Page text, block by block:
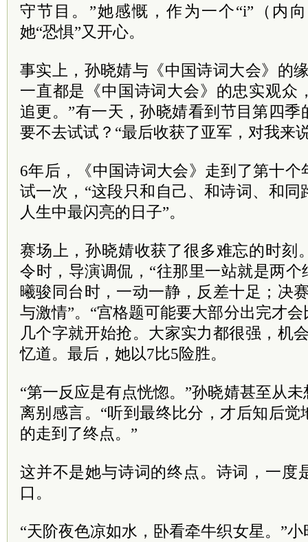
守节目。”她感慨，作为一个“i”（内
她“恐惧”又开心。
事实上，孙晓婧与《中国诗词大会》的
一直都是《中国诗词大会》的忠实观众
追更。”有一天，孙晓婧看到节目第四
要不去试试？“最后收获了亚军，对我来
6年后，《中国诗词大会》走到了第十
试一次，“这段只和自己、和诗词、和
人生中最闪亮的日子”。
赛场上，孙晓婧收获了很多难忘的时刻
令时，导演调侃，“往那里一站就是两个
曦骏同台时，一动一静，反差十足；决
与激情”。“宫格题可能要大部分出完才
几个字就开始抢。大家实力都很强，机
忆道。最后，她以7比5险胜。
“第一反应是有点恍惚。”孙晓婧甚至从
离别感言。“听到最终比分，才后知后
的走到了终点。”
这并不是她与诗词的终点。诗词，一度
口。
“天阶夜色凉如水，卧看牵牛织女星。”